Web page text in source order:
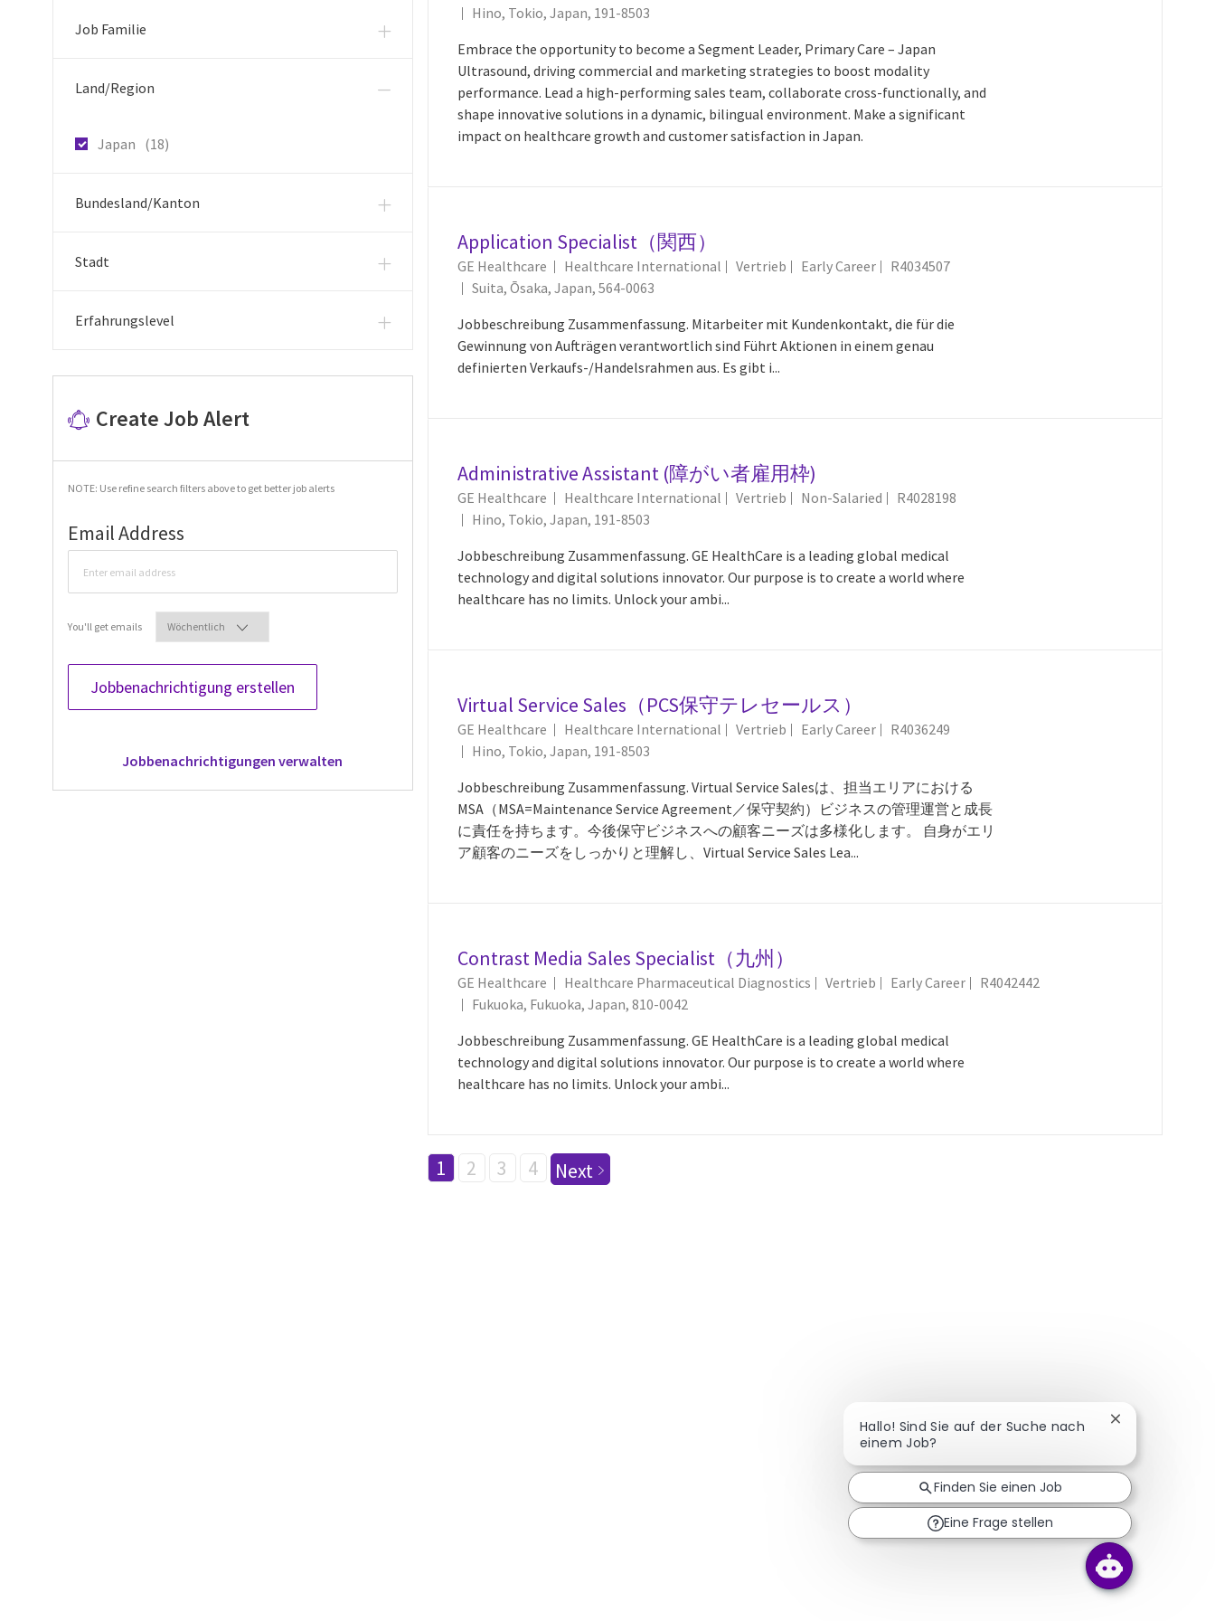
Job Familie
Land/Region
Japan (18)
Bundesland/Kanton
Stadt
Erfahrungslevel
Create Job Alert
NOTE: Use refine search filters above to get better job alerts
Email Address
You'll get emailsRequired
Jobbenachrichtigung erstellen
Jobbenachrichtigungen verwalten
Ort
Hino, Tokio, Japan, 191-8503
Embrace the opportunity to become a Segment Leader, Primary Care – Japan
Ultrasound, driving commercial and marketing strategies to boost modality
performance. Lead a high-performing sales team, collaborate cross-functionally, and
shape innovative solutions in a dynamic, bilingual environment. Make a significant
impact on healthcare growth and customer satisfaction in Japan.
Application Specialist（関西）
GE Healthcare Healthcare International Kategorie
Vertrieb Early Career Job-ID
R4034507
Ort
Suita, Ōsaka, Japan, 564-0063
Jobbeschreibung Zusammenfassung. Mitarbeiter mit Kundenkontakt, die für die
Gewinnung von Aufträgen verantwortlich sind Führt Aktionen in einem genau
definierten Verkaufs-/Handelsrahmen aus. Es gibt i...
Administrative Assistant (障がい者雇用枠)
GE Healthcare Healthcare International Kategorie
Vertrieb Non-Salaried Job-ID
R4028198
Ort
Hino, Tokio, Japan, 191-8503
Jobbeschreibung Zusammenfassung. GE HealthCare is a leading global medical
technology and digital solutions innovator. Our purpose is to create a world where
healthcare has no limits. Unlock your ambi...
Virtual Service Sales（PCS保守テレセールス）
GE Healthcare Healthcare International Kategorie
Vertrieb Early Career Job-ID
R4036249
Ort
Hino, Tokio, Japan, 191-8503
Jobbeschreibung Zusammenfassung. Virtual Service Salesは、担当エリアにおける
MSA（MSA=Maintenance Service Agreement／保守契約）ビジネスの管理運営と成長
に責任を持ちます。今後保守ビジネスへの顧客ニーズは多様化します。 自身がエリ
ア顧客のニーズをしっかりと理解し、Virtual Service Sales Lea...
Contrast Media Sales Specialist（九州）
GE Healthcare Healthcare Pharmaceutical Diagnostics Kategorie
Vertrieb Early Career Job-ID
R4042442
Ort
Fukuoka, Fukuoka, Japan, 810-0042
Jobbeschreibung Zusammenfassung. GE HealthCare is a leading global medical
technology and digital solutions innovator. Our purpose is to create a world where
healthcare has no limits. Unlock your ambi...
1 2 3 4 Next
Hallo! Sind Sie auf der Suche nach
einem Job?
Chatbot-
Finden Sie einen Job
Eine Frage stellen